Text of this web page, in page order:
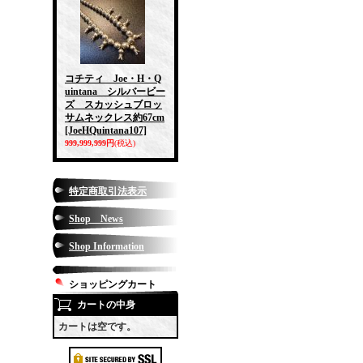
コチティ Joe・H・Q
uintana シルバービー
ズ スカッシュブロッ
サムネックレス約67cm
[JoeHQuintana107]
999,999,999円(税込)
特定商取引法表示
Shop News
Shop Information
ショッピングカート
カートの中身
カートは空です。